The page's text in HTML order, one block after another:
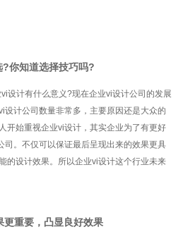
你知道选择技巧吗?
设计有什么意义?现在企业vi设计公司的发展
设计公司数量非常多，主要原因还是大众的
开始重视企业vi设计，其实企业为了有更好
司。不仅可以保证最后呈现出来的效果更具
的设计效果。所以企业vi设计这个行业未来
更重要，凸显良好效果